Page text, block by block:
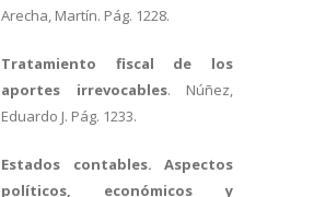
Arecha, Martín. Pág. 1228.
Tratamiento fiscal de los
aportes irrevocables. Núñez,
Eduardo J. Pág. 1233.
Estados contables. Aspectos
políticos, económicos y